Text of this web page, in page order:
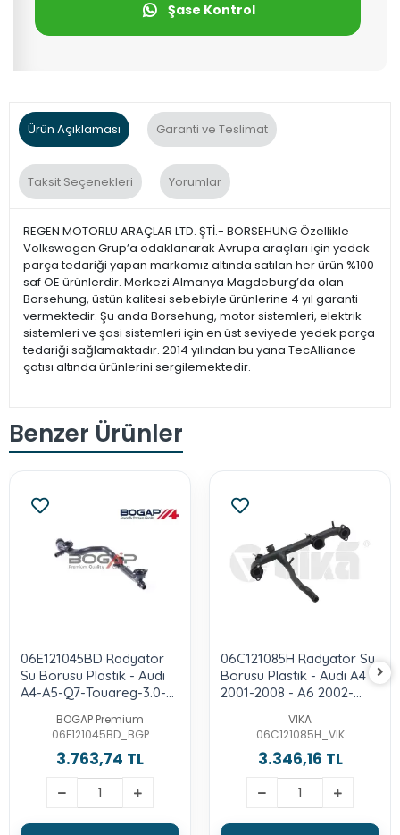
Şase Kontrol
Ürün Açıklaması Garanti ve Teslimat
Taksit Seçenekleri Yorumlar
REGEN MOTORLU ARAÇLAR LTD. ŞTİ.- BORSEHUNG Özellikle
Volkswagen Grup’a odaklanarak Avrupa araçları için yedek
parça tedariği yapan markamız altında satılan her ürün %100
saf OE ürünlerdir. Merkezi Almanya Magdeburg’da olan
Borsehung, üstün kalitesi sebebiyle ürünlerine 4 yıl garanti
vermektedir. Şu anda Borsehung, motor sistemleri, elektrik
sistemleri ve şasi sistemleri için en üst seviyede yedek parça
tedariği sağlamaktadır. 2014 yılından bu yana TecAlliance
çatısı altında ürünlerini sergilemektedir.
Benzer Ürünler
06E121045BD Radyatör
Su Borusu Plastik - Audi
A4-A5-Q7-Touareg-3.0-
Cgxc-Crec-Ctub-Cjta-
Ctda-Cjtb-Cjtc-Cjwb-
Cjwc-Cnaa-Ctwa
BOGAP Premium
06E121045BD_BGP
3.763,74 TL
06C121085H Radyatör Su
Borusu Plastik - Audi A4
2001-2008 - A6 2002-
VIKA
06C121085H_VIK
3.346,16 TL